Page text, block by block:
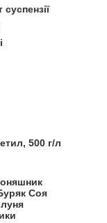
500 г/л
Соя